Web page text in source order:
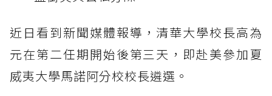
近日看到新聞媒體報導，清華大學校長高為
元在第二任期開始後第三天，即赴美參加夏
威夷大學馬諾阿分校校長遴選。